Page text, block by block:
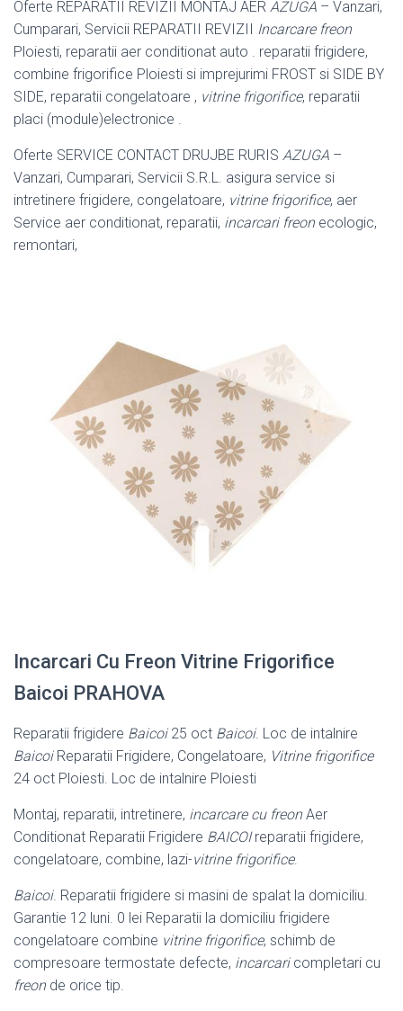
Oferte REPARATII REVIZII MONTAJ AER AZUGA – Vanzari,
Cumparari, Servicii REPARATII REVIZII Incarcare freon
Ploiesti, reparatii aer conditionat auto . reparatii frigidere,
combine frigorifice Ploiesti si imprejurimi FROST si SIDE BY
SIDE, reparatii congelatoare , vitrine frigorifice, reparatii
placi (module)electronice .
Oferte SERVICE CONTACT DRUJBE RURIS AZUGA –
Vanzari, Cumparari, Servicii S.R.L. asigura service si
intretinere frigidere, congelatoare, vitrine frigorifice, aer
Service aer conditionat, reparatii, incarcari freonecologic,
remontari,
Incarcari Cu Freon Vitrine Frigorifice
Baicoi PRAHOVA
Reparatii frigidere Baicoi25 oct Baicoi. Loc de intalnire
BaicoiReparatii Frigidere, Congelatoare, Vitrine frigorifice
24 oct Ploiesti. Loc de intalnire Ploiesti
Montaj, reparatii, intretinere, incarcare cu freonAer
Conditionat Reparatii Frigidere BAICOIreparatii frigidere,
congelatoare, combine, lazi-vitrine frigorifice.
Baicoi. Reparatii frigidere si masini de spalat la domiciliu.
Garantie 12 luni. 0 lei Reparatii la domiciliu frigidere
congelatoare combine vitrine frigorifice, schimb de
compresoare termostate defecte, incarcaricompletari cu
freonde orice tip.